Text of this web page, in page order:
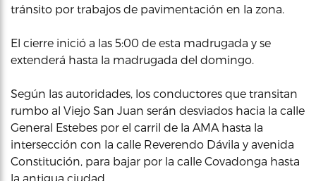
tránsito por trabajos de pavimentación en la zona.
El cierre inició a las 5:00 de esta madrugada y se
extenderá hasta la madrugada del domingo.
Según las autoridades, los conductores que transitan
rumbo al Viejo San Juan serán desviados hacia la calle
General Estebes por el carril de la AMA hasta la
intersección con la calle Reverendo Dávila y avenida
Constitución, para bajar por la calle Covadonga hasta
la antigua ciudad.